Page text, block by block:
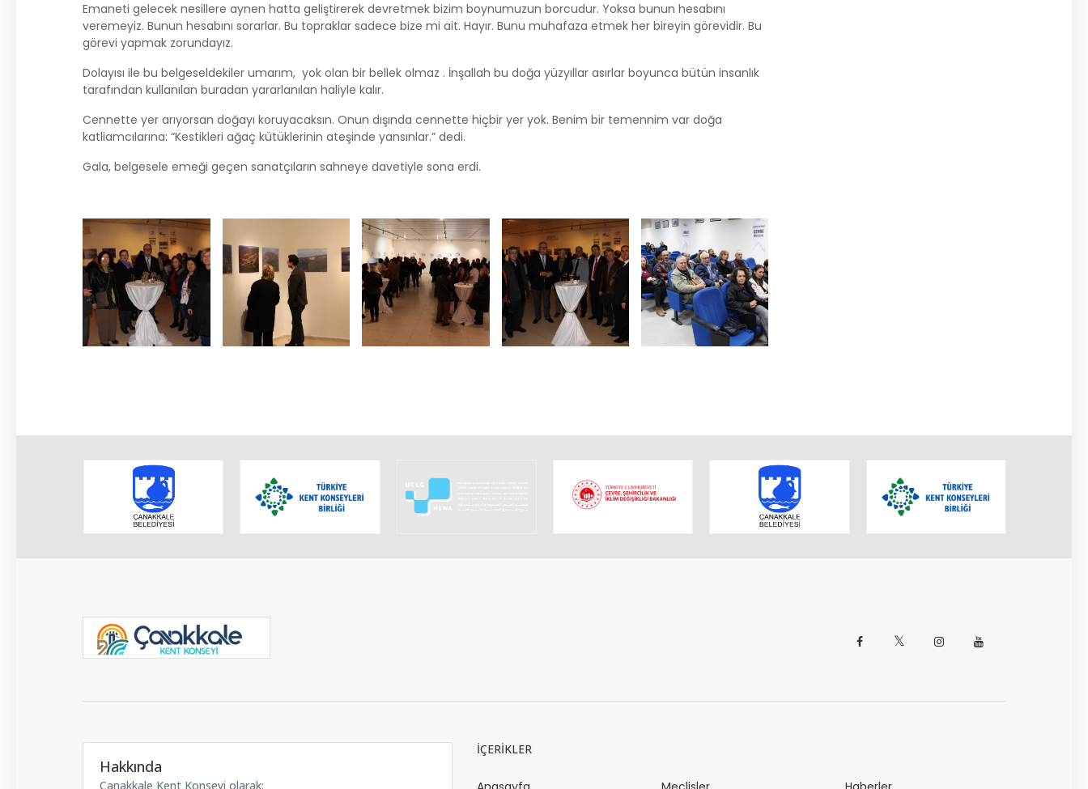
Emaneti gelecek nesillere aynen hatta geliştirerek devretmek bizim boynumuzun borcudur. Yoksa bunun hesabını
veremeyiz. Bunun hesabını sorarlar. Bu topraklar sadece bize mi ait. Hayır. Bunu muhafaza etmek her bireyin görevidir. Bu
görevi yapmak zorundayız.
Dolayısı ile bu belgeseldekiler umarım, yok olan bir bellek olmaz . İnşallah bu doğa yüzyıllar asırlar boyunca bütün insanlık
tarafından kullanılan buradan yararlanılan haliyle kalır.
Cennette yer arıyorsan doğayı koruyacaksın. Onun dışında cennette hiçbir yer yok. Benim bir temennim var doğa
katliamcılarına: “Kestikleri ağaç kütüklerinin ateşinde yansınlar.” dedi.
Gala, belgesele emeği geçen sanatçıların sahneye davetiyle sona erdi.
𝕏
Hakkında
Çanakkale Kent Konseyi olarak;
İÇERİKLER